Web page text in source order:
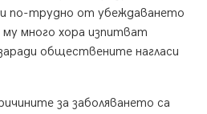
по-трудно от убеждаването
много хора изпитват
обществените нагласи
за заболяването са